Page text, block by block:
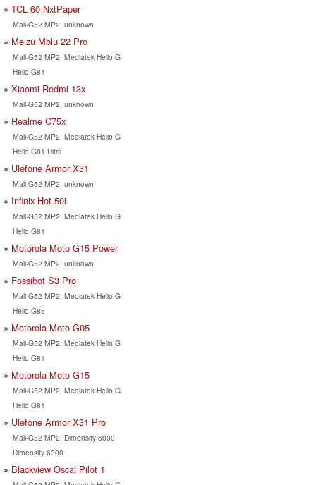
TCL 60 NxtPaper
Mali-G52 MP2, unknown
Meizu Mblu 22 Pro
Mali-G52 MP2, Mediatek Helio G
Helio G81
Xiaomi Redmi 13x
Mali-G52 MP2, unknown
Realme C75x
Mali-G52 MP2, Mediatek Helio G
Helio G81 Ultra
Ulefone Armor X31
Mali-G52 MP2, unknown
Infinix Hot 50i
Mali-G52 MP2, Mediatek Helio G
Helio G81
Motorola Moto G15 Power
Mali-G52 MP2, unknown
Fossibot S3 Pro
Mali-G52 MP2, Mediatek Helio G
Helio G85
Motorola Moto G05
Mali-G52 MP2, Mediatek Helio G
Helio G81
Motorola Moto G15
Mali-G52 MP2, Mediatek Helio G
Helio G81
Ulefone Armor X31 Pro
Mali-G52 MP2, Dimensity 6000
Dimensity 6300
Blackview Oscal Pilot 1